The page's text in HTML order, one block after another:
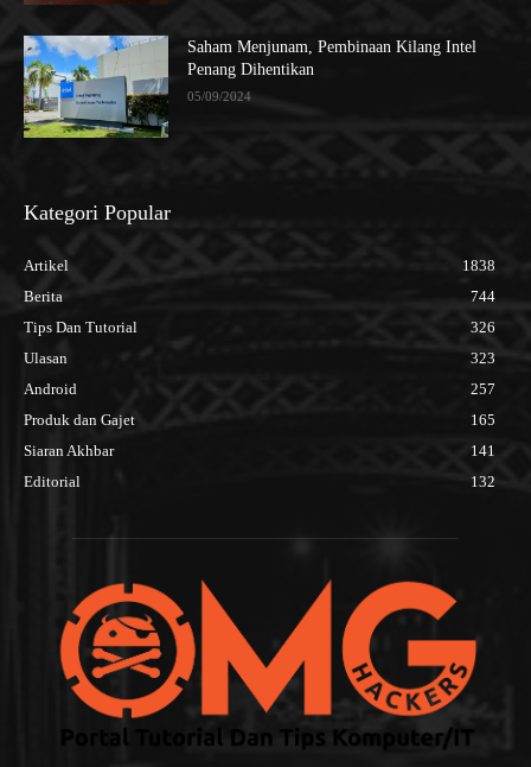
Saham Menjunam, Pembinaan Kilang Intel
Penang Dihentikan
05/09/2024
Kategori Popular
Artikel
1838
Berita
744
Tips Dan Tutorial
326
Ulasan
323
Android
257
Produk dan Gajet
165
Siaran Akhbar
141
Editorial
132